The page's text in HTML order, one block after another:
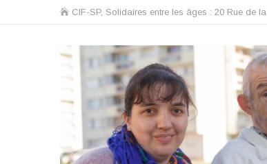
CIF-SP, Solidaires entre les âges : 20 Rue de